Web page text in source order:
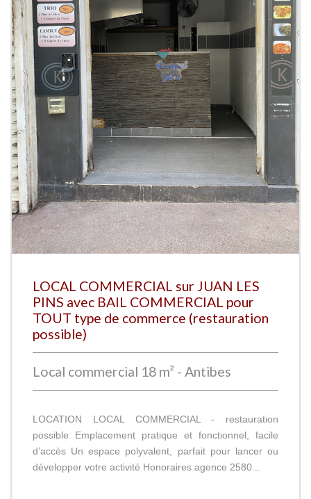
LOCAL COMMERCIAL sur JUAN LES
PINS avec BAIL COMMERCIAL pour
TOUT type de commerce (restauration
possible)
Local commercial 18 m² - Antibes
LOCATION LOCAL COMMERCIAL - restauration
possible Emplacement pratique et fonctionnel, facile
d’accès Un espace polyvalent, parfait pour lancer ou
développer votre activité Honoraires agence 2580...